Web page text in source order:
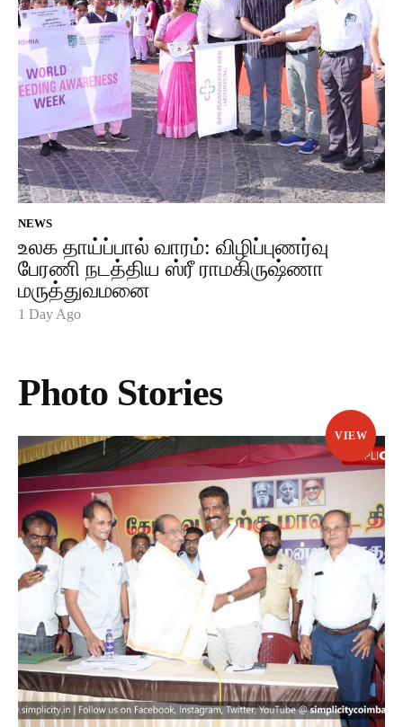
NEWS
உலக தாய்ப்பால் வாரம்: விழிப்புணர்வு
பேரணி நடத்திய ஸ்ரீ ராமகிருஷ்ணா
மருத்துவமனை
1 Day Ago
Photo Stories
VIEW